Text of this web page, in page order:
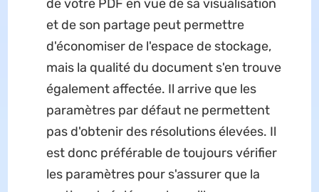
de votre PDF en vue de sa visualisation
et de son partage peut permettre
d'économiser de l'espace de stockage,
mais la qualité du document s'en trouve
également affectée. Il arrive que les
paramètres par défaut ne permettent
pas d'obtenir des résolutions élevées. Il
est donc préférable de toujours vérifier
les paramètres pour s'assurer que la